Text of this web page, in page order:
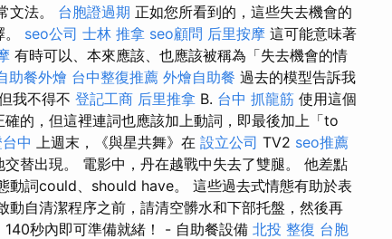
文法。 台胞證過期 正如您所看到的，這些失去機會的
seo公司 士林 推拿 seo顧問 后里按摩 這可能意味著
有時可以、本來應該、也應該被稱為「失去機會的情
助餐外燴 台中整復推薦 外燴自助餐 過去的模型告訴我
我不得不 登記工商 后里推拿 B. 台中 抓龍筋 使用這個
確的，但這裡連詞也應該加上動詞，即最後加上「to
中 上週末，《與星共舞》在 設立公司 TV2 seo推薦
替出現。 電影中，丹在越戰中失去了雙腿。 他差點
動詞could、should have。 這些過去式情態有助於表
自清潔程序之前，請清空髒水和下部托盤，然後再
秒內即可準備就緒！ - 自助餐設備 北投 整復 台胞